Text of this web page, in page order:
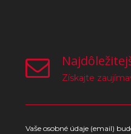
Získajte
Vaše osobné údaje (email)